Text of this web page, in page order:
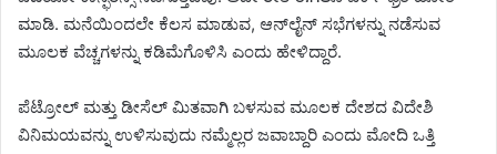
ಮಾಡಿ. ಮನೆಯಿಂದಲೇ ಕೆಲಸ ಮಾಡುವ, ಆನ್‌ಲೈನ್ ಸಭೆಗಳನ್ನು ನಡೆಸುವ
ಮೂಲಕ ವೆಚ್ಚಗಳನ್ನು ಕಡಿಮೆಗೊಳಿಸಿ ಎಂದು ಹೇಳಿದ್ದಾರೆ.
ಪೆಟ್ರೋಲ್ ಮತ್ತು ಡೀಸೆಲ್ ಮಿತವಾಗಿ ಬಳಸುವ ಮೂಲಕ ದೇಶದ ವಿದೇಶಿ
ವಿನಿಮಯವನ್ನು ಉಳಿಸುವುದು ನಮ್ಮೆಲ್ಲರ ಜವಾಬ್ದಾರಿ ಎಂದು ಮೋದಿ ಒತ್ತಿ